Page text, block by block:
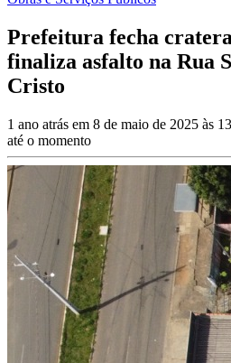
Prefeitura fecha
finaliza asfalto na Rua
Cristo
1 ano atrás em 8 de maio de 2025 às
até o momento